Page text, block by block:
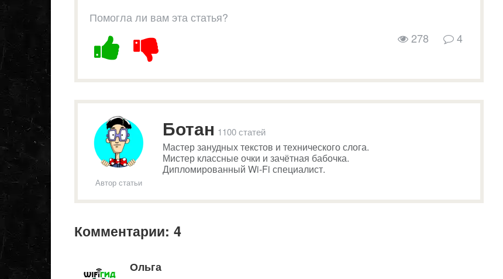
Помогла ли вам эта статья?
278
4
Автор статьи
Ботан 1100 статей
Мастер занудных текстов и технического слога.
Мистер классные очки и зачётная бабочка.
Дипломированный Wi-Fi специалист.
Комментарии: 4
Ольга